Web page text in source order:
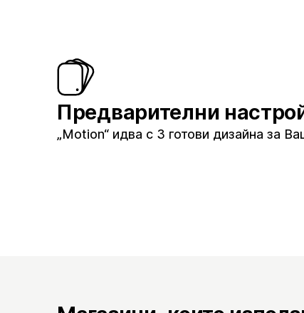
Предварителни
„Motion“ идва с 3 готови дизайна за